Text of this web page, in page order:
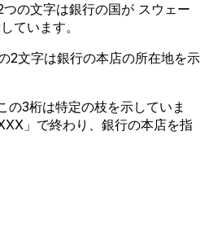
つの文字は銀行の国が スウェー
ています。
2文字は銀行の本店の所在地を示
の3桁は特定の枝を示していま
」で終わり、銀行の本店を指